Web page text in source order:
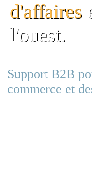
d'affaires
l'ouest.
Support B2B
commerce et